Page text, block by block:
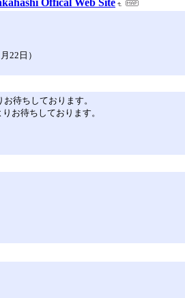
22日）
待ちしております。
お待ちしております。